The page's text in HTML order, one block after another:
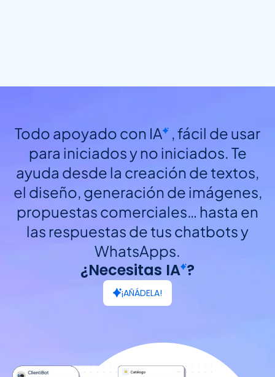
Todo apoyado con IA , fácil de usar
para iniciados y no iniciados. Te
ayuda desde la creación de textos,
el diseño, generación de imágenes,
propuestas comerciales… hasta en
las respuestas de tus chatbots y
WhatsApps.
¿Necesitas IA ?
¡AÑÁDELA!